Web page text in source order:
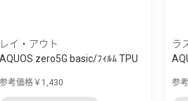
レイ・アウト
AQUOS zero5G basic/ﾌｨﾙﾑ TPU
参考価格￥1,430
ラ
参